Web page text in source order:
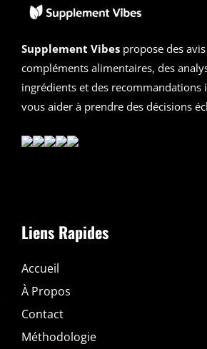
Supplement Vibes propose des
compléments alimentaires, des
ingrédients et des recommandations
vous aider à prendre des décisions
Liens Rapides
Accueil
À Propos
Contact
Méthodologie